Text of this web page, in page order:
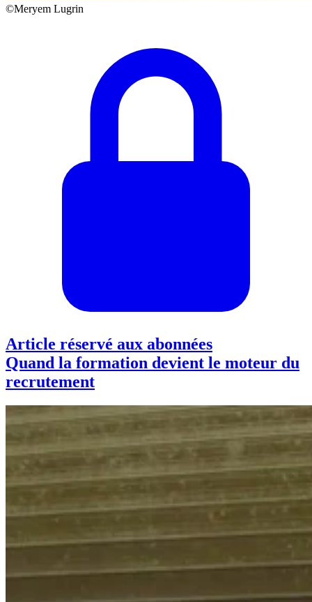
©Meryem Lugrin
Article réservé aux abonnées
Quand la formation devient le moteur du
recrutement